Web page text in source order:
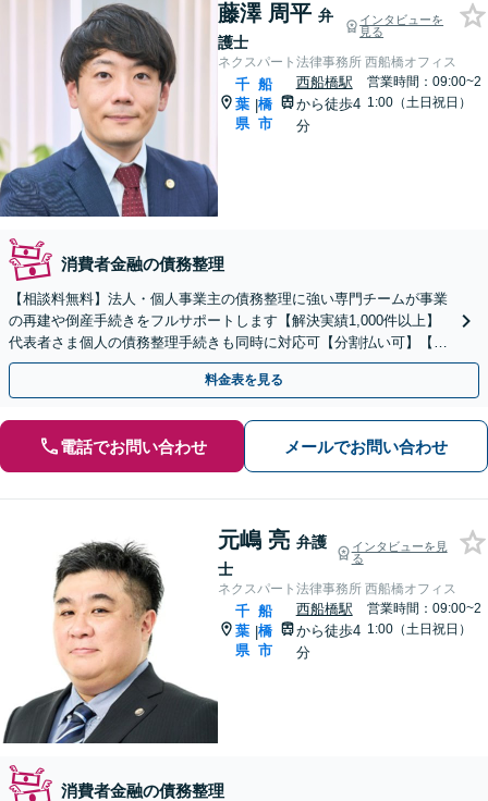
藤澤 周平 弁
護士
インタビューを
見る
ネクスパート法律事務所 西船橋オフィス
千
葉
県
|
船
橋
市
西船橋駅
から徒歩4
分
営業時間：09:00~2
1:00（土日祝日）
消費者金融の債務整理
【相談料無料】法人・個人事業主の債務整理に強い専門チームが事業
の再建や倒産手続きをフルサポートします【解決実績1,000件以上】
代表者さま個人の債務整理手続きも同時に対応可【分割払い可】【後
払い応相談】【夜間・休日相談可】
料金表を見る
電話でお問い合わせ メールでお問い合わせ
元嶋 亮 弁護
士
インタビューを見
る
ネクスパート法律事務所 西船橋オフィス
千
葉
県
|
船
橋
市
西船橋駅
から徒歩4
分
営業時間：09:00~2
1:00（土日祝日）
消費者金融の債務整理